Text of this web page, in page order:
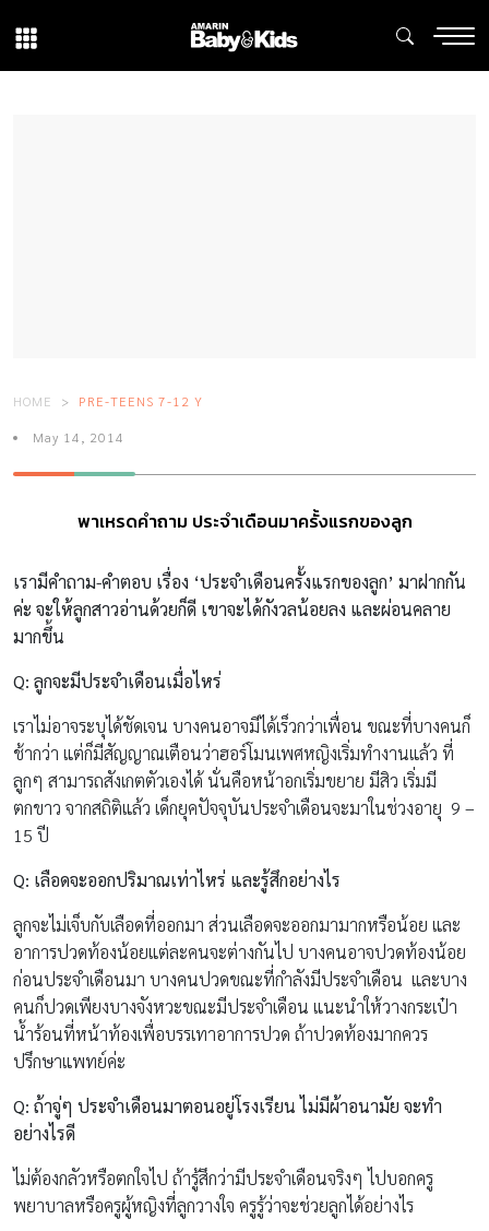
HOME PRE-TEENS 7-12 Y
May 14, 2014
พาเหรดคำถาม ประจำเดือนมาครั้งแรกของลูก
เรามีคำถาม-คำตอบ เรื่อง ‘ประจำเดือนครั้งแรกของลูก’ มาฝากกัน
ค่ะ จะให้ลูกสาวอ่านด้วยก็ดี เขาจะได้กังวลน้อยลง และผ่อนคลาย
มากขึ้น
Q: ลูกจะมีประจำเดือนเมื่อไหร่
เราไม่อาจระบุได้ชัดเจน บางคนอาจมีได้เร็วกว่าเพื่อน ขณะที่บางคนก็
ช้ากว่า แต่ก็มีสัญญาณเตือนว่าฮอร์โมนเพศหญิงเริ่มทำงานแล้ว ที่
ลูกๆ สามารถสังเกตตัวเองได้ นั่นคือหน้าอกเริ่มขยาย มีสิว เริ่มมี
ตกขาว จากสถิติแล้ว เด็กยุคปัจจุบันประจำเดือนจะมาในช่วงอายุ 9 –
15 ปี
Q: เลือดจะออกปริมาณเท่าไหร่ และรู้สึกอย่างไร
ลูกจะไม่เจ็บกับเลือดที่ออกมา ส่วนเลือดจะออกมามากหรือน้อย และ
อาการปวดท้องน้อยแต่ละคนจะต่างกันไป บางคนอาจปวดท้องน้อย
ก่อนประจำเดือนมา บางคนปวดขณะที่กำลังมีประจำเดือน และบาง
คนก็ปวดเพียงบางจังหวะขณะมีประจำเดือน แนะนำให้วางกระเป๋า
น้ำร้อนที่หน้าท้องเพื่อบรรเทาอาการปวด ถ้าปวดท้องมากควร
ปรึกษาแพทย์ค่ะ
Q: ถ้าจู่ๆ ประจำเดือนมาตอนอยู่โรงเรียน ไม่มีผ้าอนามัย จะทำ
อย่างไรดี
ไม่ต้องกลัวหรือตกใจไป ถ้ารู้สึกว่ามีประจำเดือนจริงๆ ไปบอกครู
พยาบาลหรือครูผู้หญิงที่ลูกวางใจ ครูรู้ว่าจะช่วยลูกได้อย่างไร